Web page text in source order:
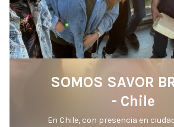
SOMOS SAVOR
- Chile
En Chile, con presencia en